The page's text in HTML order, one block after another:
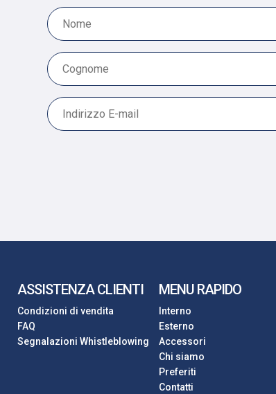
ASSISTENZA CLIENTI
Condizioni di vendita
FAQ
Segnalazioni Whistleblowing
MENU RAPIDO
Interno
Esterno
Accessori
Chi siamo
Preferiti
Contatti